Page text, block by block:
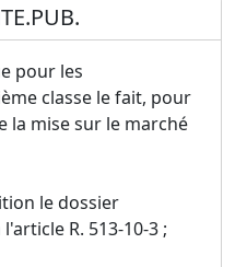
pour les
classe le fait, pour
la mise sur le marché
le dossier
R. 513-10-3 ;